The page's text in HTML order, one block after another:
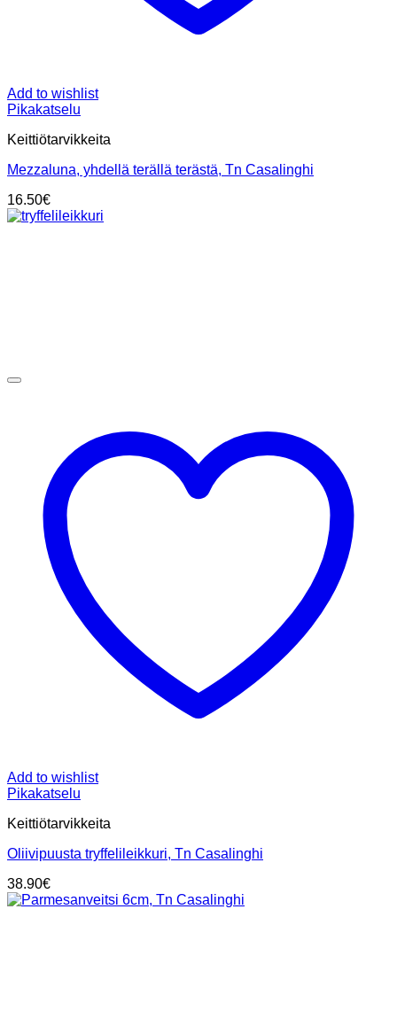
Add to wishlist
Pikakatselu
Keittiötarvikkeita
Mezzaluna, yhdellä terällä terästä, Tn Casalinghi
16.50€
Add to wishlist
Pikakatselu
Keittiötarvikkeita
Oliivipuusta tryffelileikkuri, Tn Casalinghi
38.90€